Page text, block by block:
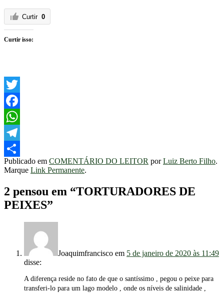
Curtir 0
Curtir isso:
Twitter
Facebook
WhatsApp
Telegram
Share
Publicado em COMENTÁRIO DO LEITOR porLuiz Berto Filho.
Marque Link Permanente.
2 pensou em “TORTURADORES DE
PEIXES”
Joaquimfrancisco em 5 de janeiro de 2020 às 11:49
disse:
A diferença reside no fato de que o santíssimo , pegou o peixe para
transferi-lo para um lago modelo , onde os níveis de salinidade ,